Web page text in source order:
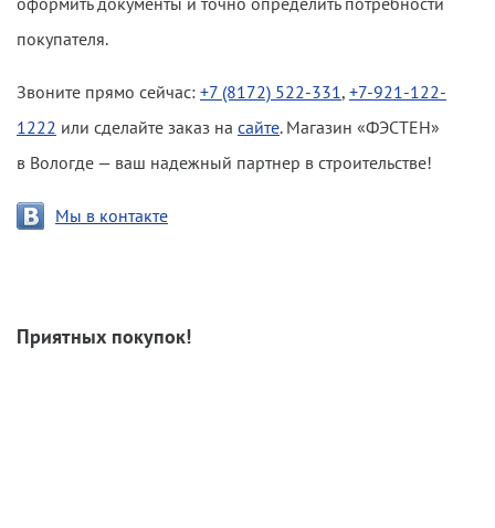
покупателя.
Звоните прямо сейчас: +7 (8172) 522-331 , +7-921-122-
1222 или сделайте заказ на сайте. Магазин «ФЭСТЕН»
в Вологде — ваш надежный партнер в строительстве!
Мы в контакте
Приятных покупок!